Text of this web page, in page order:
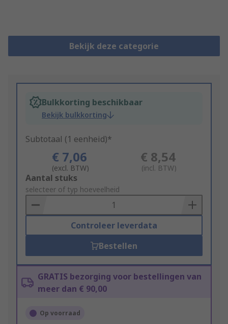
Bekijk deze categorie
Bulkkorting beschikbaar
Bekijk bulkkorting
Subtotaal (1 eenheid)*
€ 7,06
(excl. BTW)
€ 8,54
(incl. BTW)
Add
to
Basket
Aantal stuks
selecteer of typ hoeveelheid
Controleer leverdata
Bestellen
GRATIS bezorging voor bestellingen van
meer dan € 90,00
Op voorraad